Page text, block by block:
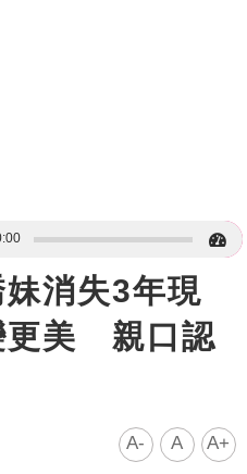
消失3年現
更美 親口認
A- A A+